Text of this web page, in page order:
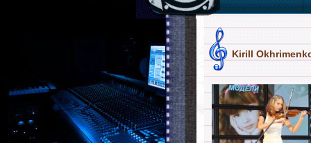
Kirill